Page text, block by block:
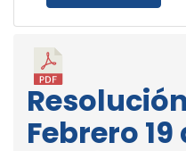
Febrero